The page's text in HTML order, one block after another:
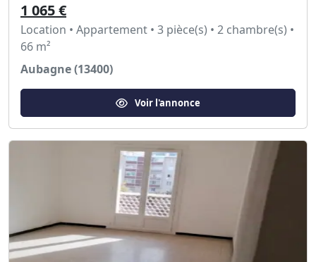
1 065 €
Location • Appartement • 3 pièce(s) • 2 chambre(s) •
66 m²
Aubagne (13400)
Voir l'annonce